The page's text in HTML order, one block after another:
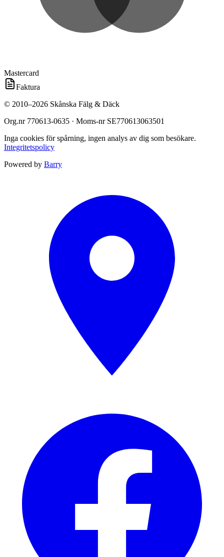
Mastercard
Faktura
© 2010–2026 Skånska Fälg & Däck
Org.nr 770613-0635 · Moms-nr SE770613063501
Inga cookies för spårning, ingen analys av dig som besökare.
Integritetspolicy
Powered by Barry